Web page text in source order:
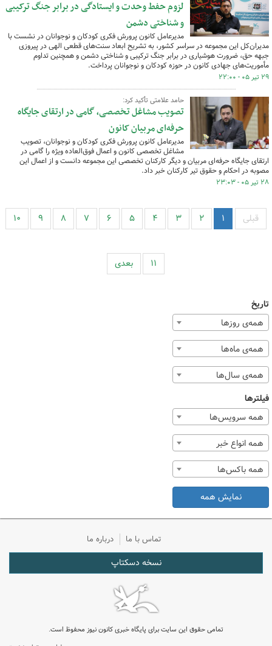
لزوم حفط وحدت و ایستادگی در برابر جنگ ترکیبی
و شناختی دشمن
مدیرعامل کانون پرورش فکری کودکان و نوجوانان در نشست با
مدیران‌کل این مجموعه در سراسر کشور، به تشریح ابعاد سنت‌های قطعی الهی در پیروزی
جبهه حق، ضرورت هوشیاری در برابر جنگ ترکیبی و شناختی دشمن و همچنین تداوم
مأموریت‌های جهادی کانون در حوزه کودکان و نوجوانان پرداخت.
۲۹ تیر ۰۵ - ۲۲:۰۰
حامد علامتی تأکید کرد:
تصویب مشاغل تخصصی، گامی در ارتقای جایگاه
حرفه‌ای مربیان کانون
مدیرعامل کانون پرورش فکری کودکان و نوجوانان، تصویب
مشاغل تخصصی کانون و اعمال فوق‌العاده ویژه را گامی در
ارتقای جایگاه حرفه‌ای مربیان و دیگر کارکنان تخصصی این مجموعه دانست و از اعمال این
مصوبه در احکام و حقوق تیر کارکنان خبر داد.
۲۸ تیر ۰۵ - ۲۳:۰۳
قبلی ۱ ۲ ۳ ۴ ۵ ۶ ۷ ۸ ۹ ۱۰
۱۱ بعدی
تاریخ
همه‌ی روزها
همه‌ی ماه‌ها
همه‌ی سال‌ها
فیلترها
همه سرویس‌ها
همه انواع خبر
همه باکس‌ها
نمایش همه
تماس با ما درباره ما
نسخه دسکتاپ
تمامی حقوق این سایت برای پایگاه خبری کانون نیوز محفوظ است.